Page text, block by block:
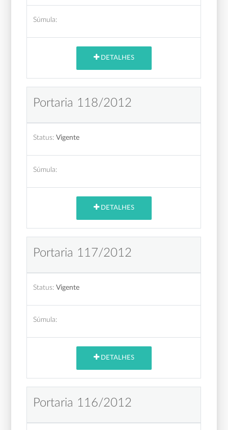
Súmula:
DETALHES
Portaria 118/2012
Status: Vigente
Súmula:
DETALHES
Portaria 117/2012
Status: Vigente
Súmula:
DETALHES
Portaria 116/2012